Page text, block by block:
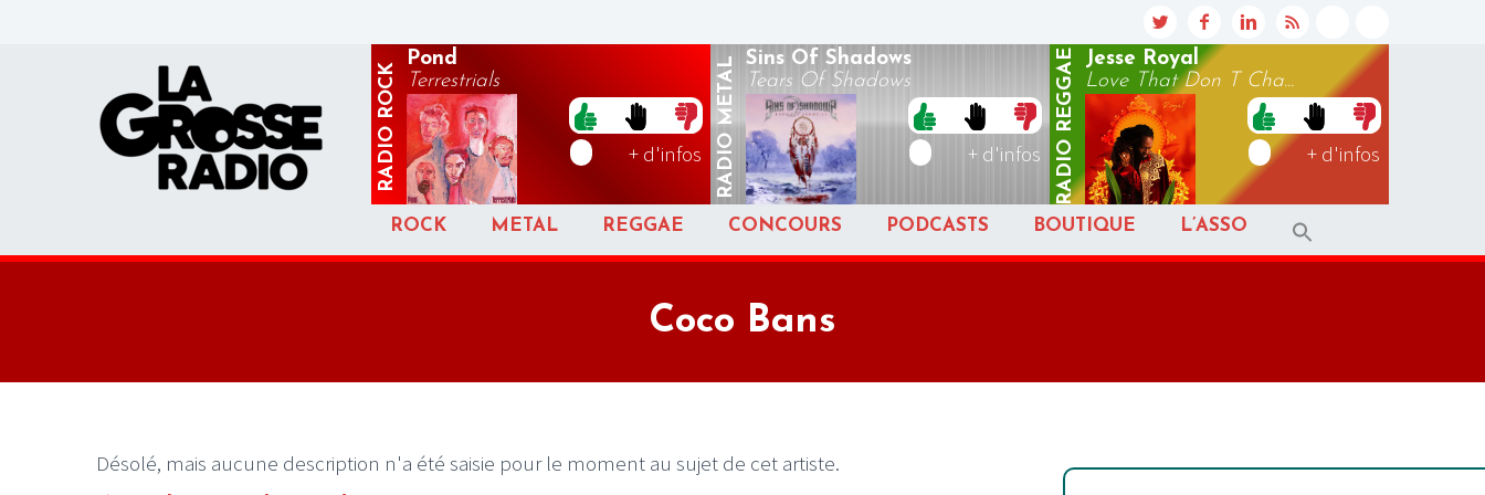
RADIO
ROCK
Pond
Terrestrials
+ d'infos RADIO
METAL Sins Of Shadows
Tears Of Shadows
+ d'infos RADIO
REGGAE
Jesse Royal
Love That Don T Cha...
+ d'infos
ROCK METAL REGGAE CONCOURS PODCASTS BOUTIQUE L’ASSO
Coco Bans
Désolé, mais aucune description n'a été saisie pour le moment au sujet de cet artiste.